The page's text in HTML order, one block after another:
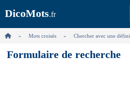
DicoMots.fr
Mots croisés Chercher avec une
Formulaire de recherche